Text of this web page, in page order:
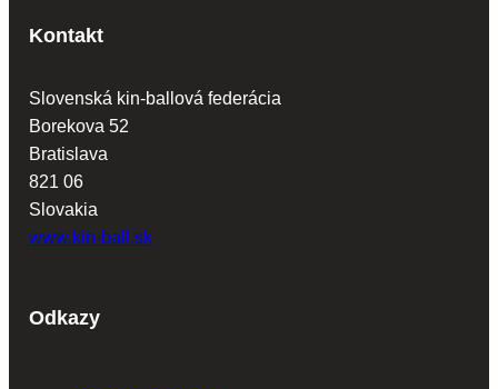
Kontakt
Slovenská kin-ballová federácia
Borekova 52
Bratislava
821 06
Slovakia
www.kin-ball.sk
Odkazy